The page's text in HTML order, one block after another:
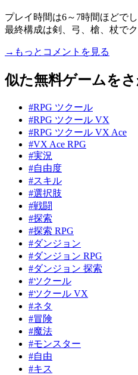
プレイ時間は6～7時間ほどでし
最終構成は剣、弓、槍、杖で
→もっとコメントを見る
似た無料ゲームをさ
#RPG ツクール
#RPG ツクール VX
#RPG ツクール VX Ace
#VX Ace RPG
#実況
#自由度
#スキル
#選択肢
#戦闘
#探索
#探索 RPG
#ダンジョン
#ダンジョン RPG
#ダンジョン 探索
#ツクール
#ツクール VX
#ネタ
#冒険
#魔法
#モンスター
#自由
#キス